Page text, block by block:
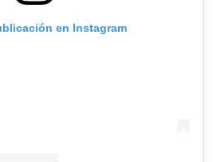
en Instagram